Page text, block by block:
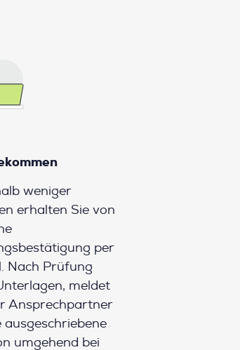
weniger
erhalten Sie von
per
Nach Prüfung
meldet
Ansprechpartner
ausgeschriebene
umgehend bei